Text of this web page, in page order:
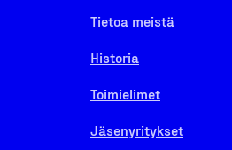
Tietoa meistä
Historia
Toimielimet
Jäsenyritykset